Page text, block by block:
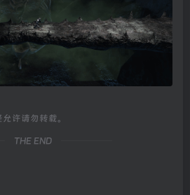
许请勿转载。
THE END